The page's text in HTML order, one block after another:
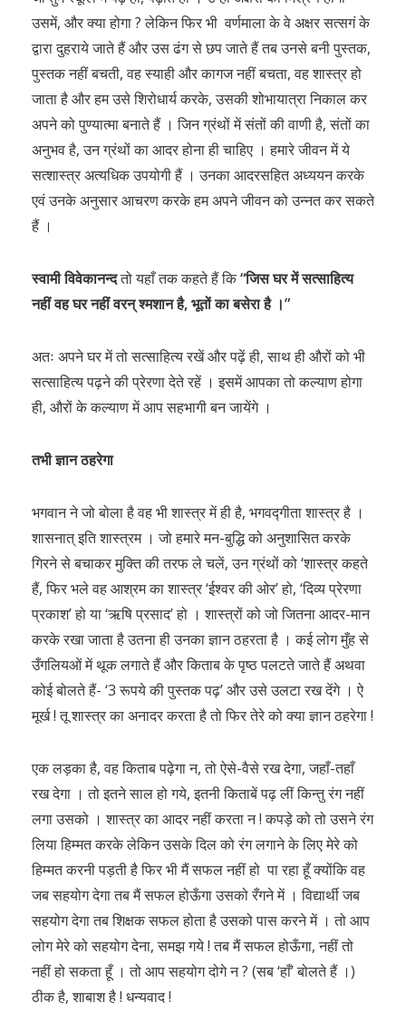
उसमें, और क्या होगा ? लेकिन फिर भी वर्णमाला के वे अक्षर सत्सगं के
द्वारा दुहराये जाते हैं और उस ढंग से छप जाते हैं तब उनसे बनी पुस्तक,
पुस्तक नहीं बचती, वह स्याही और कागज नहीं बचता, वह शास्त्र हो
जाता है और हम उसे शिरोधार्य करके, उसकी शोभायात्रा निकाल कर
अपने को पुण्यात्मा बनाते हैं । जिन ग्रंथों में संतों की वाणी है, संतों का
अनुभव है, उन ग्रंथों का आदर होना ही चाहिए । हमारे जीवन में ये
सत्शास्त्र अत्यधिक उपयोगी हैं । उनका आदरसहित अध्ययन करके
एवं उनके अनुसार आचरण करके हम अपने जीवन को उन्नत कर सकते
हैं ।
स्वामी विवेकानन्दतो यहाँ तक कहते हैं कि“जिस घर में सत्साहित्य
नहीं वह घर नहीं वरन् श्मशान है, भूतों का बसेरा है ।”
अतः अपने घर में तो सत्साहित्य रखें और पढ़ें ही, साथ ही औरों को भी
सत्साहित्य पढ़ने की प्रेरणा देते रहें । इसमें आपका तो कल्याण होगा
ही, औरों के कल्याण में आप सहभागी बन जायेंगे ।
तभी ज्ञान ठहरेगा
भगवान ने जो बोला है वह भी शास्त्र में ही है, भगवद्गीता शास्त्र है ।
शासनात् इति शास्त्रम । जो हमारे मन-बुद्धि को अनुशासित करके
गिरने से बचाकर मुक्ति की तरफ ले चलें, उन ग्रंथों को ‘शास्त्र कहते
हैं, फिर भले वह आश्रम का शास्त्र ‘ईश्वर की ओर’ हो, ‘दिव्य प्रेरणा
प्रकाश’ हो या ‘ऋषि प्रसाद’ हो । शास्त्रों को जो जितना आदर-मान
करके रखा जाता है उतना ही उनका ज्ञान ठहरता है । कई लोग मुँह से
उँगलियओं में थूक लगाते हैं और किताब के पृष्ठ पलटते जाते हैं अथवा
कोई बोलते हैं- ‘3 रूपये की पुस्तक पढ़’ और उसे उलटा रख देंगे । ऐ
मूर्ख ! तू शास्त्र का अनादर करता है तो फिर तेरे को क्या ज्ञान ठहरेगा !
एक लड़का है, वह किताब पढ़ेगा न, तो ऐसे-वैसे रख देगा, जहाँ-तहाँ
रख देगा । तो इतने साल हो गये, इतनी किताबें पढ़ लीं किन्तु रंग नहीं
लगा उसको । शास्त्र का आदर नहीं करता न ! कपड़े को तो उसने रंग
लिया हिम्मत करके लेकिन उसके दिल को रंग लगाने के लिए मेरे को
हिम्मत करनी पड़ती है फिर भी मैं सफल नहीं हो पा रहा हूँ क्योंकि वह
जब सहयोग देगा तब मैं सफल होऊँगा उसको रँगने में । विद्यार्थी जब
सहयोग देगा तब शिक्षक सफल होता है उसको पास करने में । तो आप
लोग मेरे को सहयोग देना, समझ गये ! तब मैं सफल होऊँगा, नहीं तो
नहीं हो सकता हूँ । तो आप सहयोग दोगे न ? (सब ‘हाँ’ बोलते हैं ।)
ठीक है, शाबाश है ! धन्यवाद !